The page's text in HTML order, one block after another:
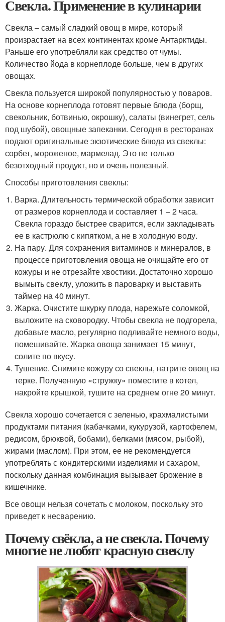
Свекла́. Применение в кулинарии
Свекла – самый сладкий овощ в мире, который
произрастает на всех континентах кроме Антарктиды.
Раньше его употребляли как средство от чумы.
Количество йода в корнеплоде больше, чем в других
овощах.
Свекла пользуется широкой популярностью у поваров.
На основе корнеплода готовят первые блюда (борщ,
свекольник, ботвинью, окрошку), салаты (винегрет, сель
под шубой), овощные запеканки. Сегодня в ресторанах
подают оригинальные экзотические блюда из свеклы:
сорбет, мороженое, мармелад. Это не только
безотходный продукт, но и очень полезный.
Способы приготовления свеклы:
Варка. Длительность термической обработки зависит
от размеров корнеплода и составляет 1 – 2 часа.
Свекла гораздо быстрее сварится, если закладывать
ее в кастрюлю с кипятком, а не в холодную воду.
На пару. Для сохранения витаминов и минералов, в
процессе приготовления овоща не очищайте его от
кожуры и не отрезайте хвостики. Достаточно хорошо
вымыть свеклу, уложить в пароварку и выставить
таймер на 40 минут.
Жарка. Очистите шкурку плода, нарежьте соломкой,
выложите на сковородку. Чтобы свекла не подгорела,
добавьте масло, регулярно подливайте немного воды,
помешивайте. Жарка овоща занимает 15 минут,
солите по вкусу.
Тушение. Снимите кожуру со свеклы, натрите овощ на
терке. Полученную «стружку» поместите в котел,
накройте крышкой, тушите на среднем огне 20 минут.
Свекла хорошо сочетается с зеленью, крахмалистыми
продуктами питания (кабачками, кукурузой, картофелем,
редисом, брюквой, бобами), белками (мясом, рыбой),
жирами (маслом). При этом, ее не рекомендуется
употреблять с кондитерскими изделиями и сахаром,
поскольку данная комбинация вызывает брожение в
кишечнике.
Все овощи нельзя сочетать с молоком, поскольку это
приведет к несварению.
Почему свёкла, а не свекла. Почему
многие не любят красную свеклу